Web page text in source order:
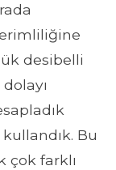
desibelli
Bu
çok farklı